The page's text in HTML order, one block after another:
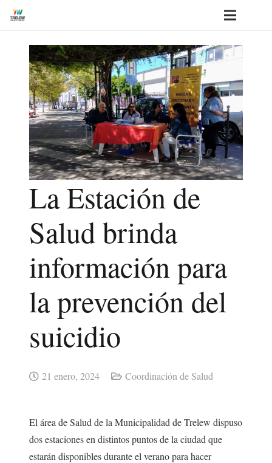
La Estación de
Salud brinda
información para
la prevención del
suicidio
21 enero, 2024 Coordinación de Salud
El área de Salud de la Municipalidad de Trelew dispuso
dos estaciones en distintos puntos de la ciudad que
estarán disponibles durante el verano para hacer